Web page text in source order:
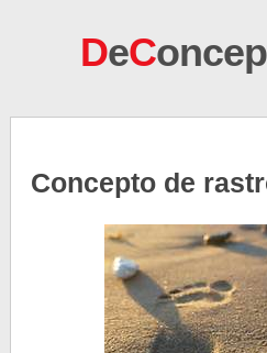
DeC
Concepto de